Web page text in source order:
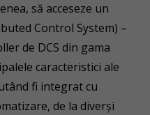
să acceseze un
Control System) –
de DCS din gama
caracteristici ale
fi integrat cu
de la diverși